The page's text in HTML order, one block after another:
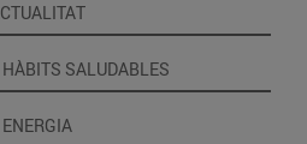
SALUDABLES
ENERGIA